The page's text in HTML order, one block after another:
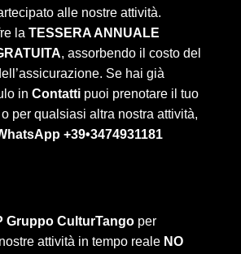
alle nostre attività.
laTESSERA ANNUALE
, assorbendo il costo del
Se hai già
inContatti puoi prenotare il tuo
per qualsiasi altra nostra attività,
+39•3474931181
Gruppo CulturTango per
attività in tempo reale NO